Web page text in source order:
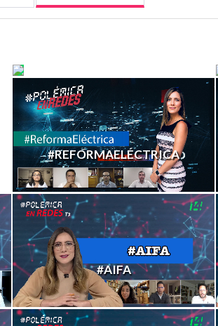
#CASODEBANHI
#REFORMAELÉCTRICA
#AIFA